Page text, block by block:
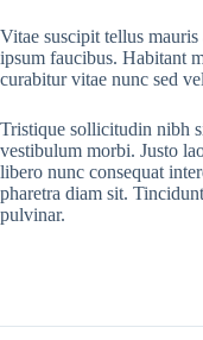
Vitae suscipit tellus
ipsum faucibus. Habitant
curabitur vitae nunc sed
Tristique sollicitudin nibh
vestibulum morbi. Justo
libero nunc consequat
pharetra diam sit.
pulvinar.